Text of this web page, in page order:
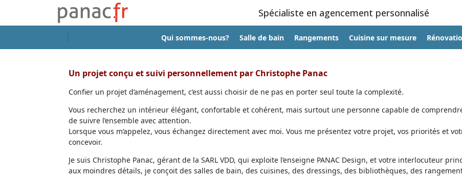
Spécialiste en agencement personnalisé
Qui sommes-nous? Salle de bain Rangements Cuisine sur mesure
Un projet conçu et suivi personnellement par Christophe Panac
Confier un projet d’aménagement, c’est aussi choisir de ne pas en porter seul toute la complexité.
Vous recherchez un intérieur élégant, confortable et cohérent, mais surtout une personne capable de
de suivre l’ensemble avec attention.
Lorsque vous m’appelez, vous échangez directement avec moi. Vous me présentez votre projet, vos priorités et
concevoir.
Je suis Christophe Panac, gérant de la SARL VDD, qui exploite l’enseigne PANAC Design, et votre interlocuteur
aux moindres détails, je conçoit des salles de bain, des cuisines, des dressings, des bibliothèques, des